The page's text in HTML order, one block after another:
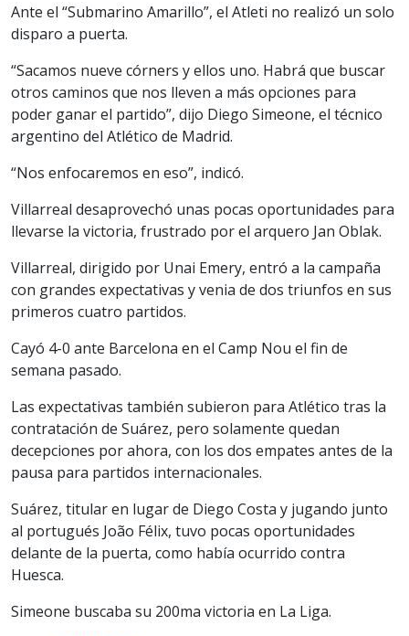
Ante el “Submarino Amarillo”, el Atleti no realizó un solo
disparo a puerta.
“Sacamos nueve córners y ellos uno. Habrá que buscar
otros caminos que nos lleven a más opciones para
poder ganar el partido”, dijo Diego Simeone, el técnico
argentino del Atlético de Madrid.
“Nos enfocaremos en eso”, indicó.
Villarreal desaprovechó unas pocas oportunidades para
llevarse la victoria, frustrado por el arquero Jan Oblak.
Villarreal, dirigido por Unai Emery, entró a la campaña
con grandes expectativas y venia de dos triunfos en sus
primeros cuatro partidos.
Cayó 4-0 ante Barcelona en el Camp Nou el fin de
semana pasado.
Las expectativas también subieron para Atlético tras la
contratación de Suárez, pero solamente quedan
decepciones por ahora, con los dos empates antes de la
pausa para partidos internacionales.
Suárez, titular en lugar de Diego Costa y jugando junto
al portugués João Félix, tuvo pocas oportunidades
delante de la puerta, como había ocurrido contra
Huesca.
Simeone buscaba su 200ma victoria en La Liga.